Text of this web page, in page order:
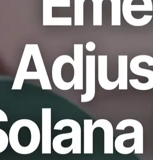
LABO B.V. (sede: Ámsterdam,
Kawasaki) junto con Validators
de productos en respuesta a los
costos del hardware.
en vigor el lunes 15 de diciembre de 2025.
de semana, una cantidad limitada de
disponible en los precios especiales actuales.
no serán afectadas por este cambio.
a todos los usuarios por su soporte
La infraestructura de
rendimiento comienza con
datos